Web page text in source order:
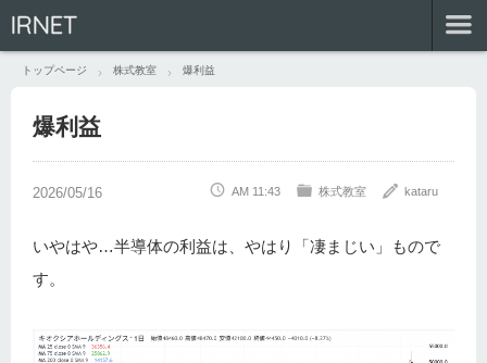
IRNET
トップページ 株式教室 爆利益
爆利益
AM 11:43 株式教室 kataru
いやはや…半導体の利益は、やはり「凄まじい」もので
す。